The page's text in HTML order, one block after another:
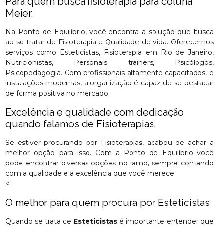
Meier,
Na Ponto de Equilíbrio, você encontra a solução que busca
ao se tratar de Fisioterapia e Qualidade de vida. Oferecemos
serviços como Esteticistas, Fisioterapia em Rio de Janeiro,
Nutricionistas, Personais trainers, Psicólogos,
Psicopedagogia. Com profissionais altamente capacitados, e
instalações modernas, a organização é capaz de se destacar
de forma positiva no mercado.
Excelência e qualidade com dedicação
quando falamos de Fisioterapias.
Se estiver procurando por Fisioterapias, acabou de achar a
melhor opção para isso. Com a Ponto de Equilíbrio você
pode encontrar diversas opções no ramo, sempre contando
com a qualidade e a excelência que você merece.
<
O melhor para quem procura por Esteticistas
Quando se trata de Esteticistas é importante entender que